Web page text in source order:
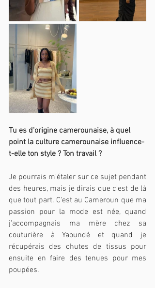
Tu es d'origine camerounaise, à quel
point la culture camerounaise influence-
t-elle ton style ? Ton travail ?
Je pourrais m'étaler sur ce sujet pendant
des heures, mais je dirais que c'est de là
que tout part. C'est au Cameroun que ma
passion pour la mode est née, quand
j'accompagnais ma mère chez sa
couturière à Yaoundé et quand je
récupérais des chutes de tissus pour
ensuite en faire des tenues pour mes
poupées.